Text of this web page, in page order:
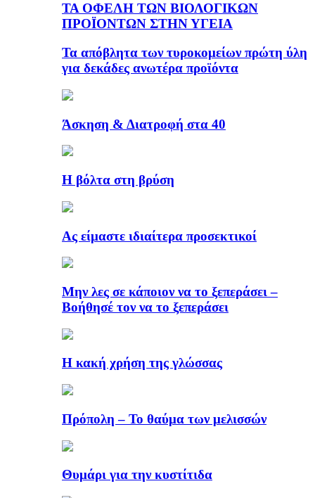
ΤΑ ΟΦΕΛΗ ΤΩΝ ΒΙΟΛΟΓΙΚΩΝ
ΠΡΟΪΟΝΤΩΝ ΣΤΗΝ ΥΓΕΙΑ
Τα απόβλητα των τυροκομείων πρώτη ύλη
για δεκάδες ανωτέρα προϊόντα
Άσκηση & Διατροφή στα 40
Η βόλτα στη βρύση
Ας είμαστε ιδιαίτερα προσεκτικοί
Μην λες σε κάποιον να το ξεπεράσει –
Βοήθησέ τον να το ξεπεράσει
Η κακή χρήση της γλώσσας
Πρόπολη – Το θαύμα των μελισσών
Θυμάρι για την κυστίτιδα